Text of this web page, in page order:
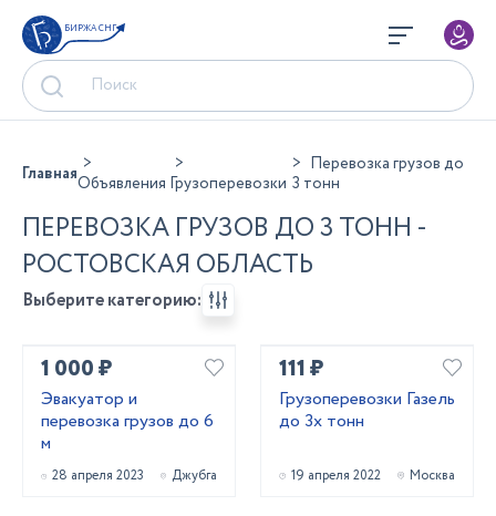
БИРЖА СНГ
ГлавнаяОбъявления Грузоперевозки
Перевозка грузов до
3 тонн
ПЕРЕВОЗКА ГРУЗОВ ДО 3 ТОНН -
РОСТОВСКАЯ ОБЛАСТЬ
Выберите категорию:
1 000 ₽
Эвакуатор и
перевозка грузов до 6
м
28 апреля 2023 Джубга
111 ₽
Грузоперевозки Газель
до 3х тонн
19 апреля 2022 Москва